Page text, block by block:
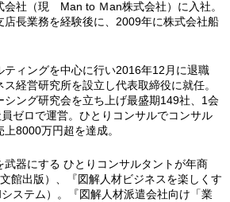
社（現 Man to Ｍan株式会社）に入社。
店長業務を経験後に、2009年に株式会社船
ティングを中心に行い2016年12月に退職
経営研究所を設立し代表取締役に就任。
シング研究会を立ち上げ最盛期149社、1会
ゼロで運営。ひとりコンサルでコンサル
8000万円超を達成。
器にする ひとりコンサルタントが年商
館出版）、『図解人材ビジネスを楽しくす
ステム）。『図解人材派遣会社向け「業